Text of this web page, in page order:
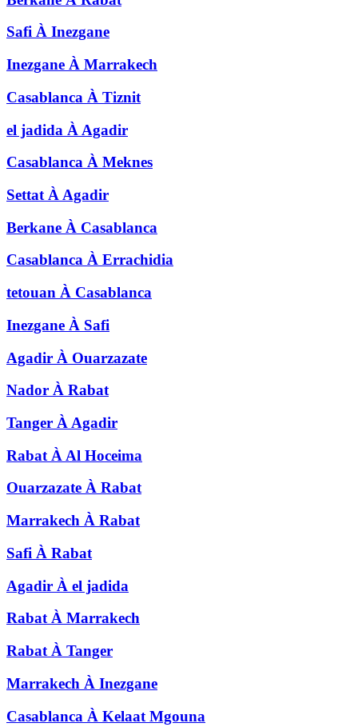
Safi À Inezgane
Inezgane À Marrakech
Casablanca À Tiznit
el jadida À Agadir
Casablanca À Meknes
Settat À Agadir
Berkane À Casablanca
Casablanca À Errachidia
tetouan À Casablanca
Inezgane À Safi
Agadir À Ouarzazate
Nador À Rabat
Tanger À Agadir
Rabat À Al Hoceima
Ouarzazate À Rabat
Marrakech À Rabat
Safi À Rabat
Agadir À el jadida
Rabat À Marrakech
Rabat À Tanger
Marrakech À Inezgane
Casablanca À Kelaat Mgouna